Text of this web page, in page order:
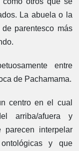
La abuela o la
parentesco más
entre
de Pachamama.
centro en el cual
arriba/afuera y
parecen interpelar
y que